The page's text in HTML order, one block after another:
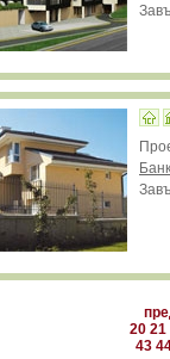
20 21
43